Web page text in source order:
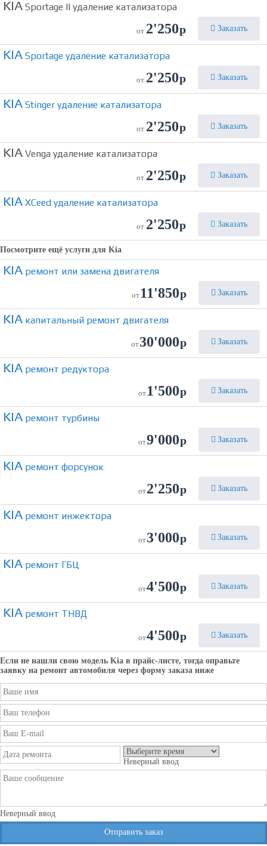
KIA Sportage II удаление катализатора
от 2'250р Заказать
KIA Sportage удаление катализатора
от 2'250р Заказать
KIA Stinger удаление катализатора
от 2'250р Заказать
KIA Venga удаление катализатора
от 2'250р Заказать
KIA XCeed удаление катализатора
от 2'250р Заказать
Посмотрите ещё услуги для Kia
KIA ремонт или замена двигателя
от 11'850р Заказать
KIA капитальный ремонт двигателя
от30'000р Заказать
KIA ремонт редуктора
от 1'500р Заказать
KIA ремонт турбины
от9'000р Заказать
KIA ремонт форсунок
от2'250р Заказать
KIA ремонт инжектора
от3'000р Заказать
KIA ремонт ГБЦ
от4'500р Заказать
KIA ремонт ТНВД
от4'500р Заказать
Если не нашли свою модель Kia в прайс-листе, тогда оправьте
заявку на ремонт автомобиля через форму заказа ниже
Неверный ввод
Неверный ввод
Отправить заказ